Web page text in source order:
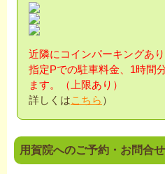
近隣にコインパーキングあ
指定Pでの駐車料金、1時間
ます。（上限あり）
詳しくはこちら ）
用賀院へのご予約・お問合せ